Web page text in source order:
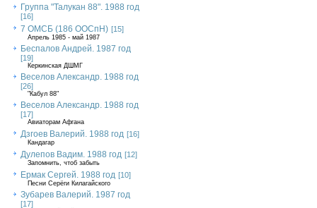
Группа "Талукан 88". 1988 год
[16]
7 ОМСБ (186 ООСпН) [15]
Апрель 1985 - май 1987
Беспалов Андрей. 1987 год
[19]
Керкинская ДШМГ
Веселов Александр. 1988 год
[26]
"Кабул 88"
Веселов Александр. 1988 год
[17]
Авиаторам Афгана
Дзгоев Валерий. 1988 год [16]
Кандагар
Дулепов Вадим. 1988 год [12]
Запомнить, чтоб забыть
Ермак Сергей. 1988 год [10]
Песни Серёги Килагайского
Зубарев Валерий. 1987 год
[17]